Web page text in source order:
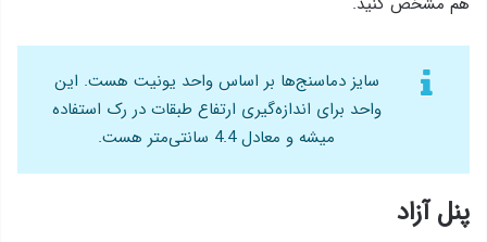
سایز دماسنج‌ها بر اساس واحد یونیت هست. این
واحد برای اندازه‌گیری ارتفاع طبقات در رک استفاده
میشه و معادل 4.4 سانتی‌متر هست.
پنل آزاد